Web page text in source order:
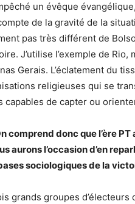
un évêque
de la gravité de la
pas très différent de
J’utilise l’exemple de
Gerais. L’éclatement du
religieuses qui se
capables de capter ou
comprend donc que l’ère PT
aurons l’occasion d’en
sociologiques de la
grands groupes